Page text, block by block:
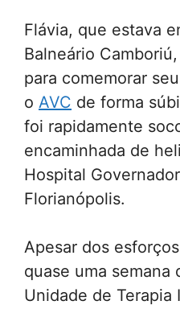
Flávia, que estava
Balneário
para comemorar
o AVC de forma
foi rapidamente
encaminhada de
Hospital
Florianópolis.
Apesar dos
quase uma semana
Unidade de Terapia